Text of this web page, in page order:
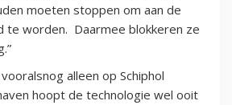
moeten stoppen om aan de
te worden. Daarmee blokkeren ze
alleen op Schiphol
hoopt de technologie wel ooit